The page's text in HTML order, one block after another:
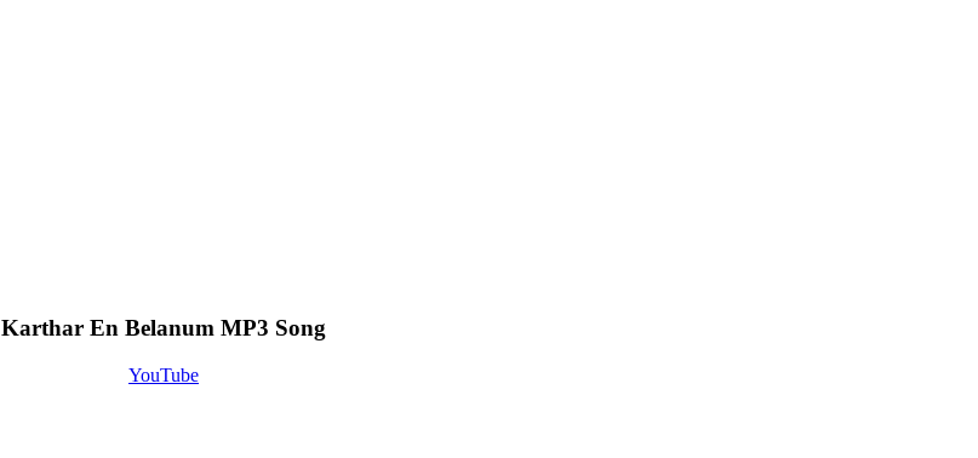
Karthar En Belanum MP3 Song
YouTube